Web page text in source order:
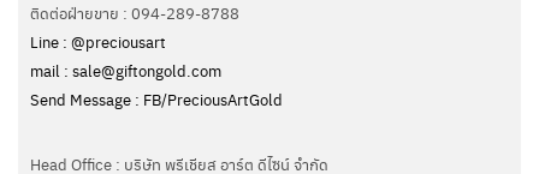
ติดต่อฝ่ายขาย : 094-289-8788
Line : @preciousart
mail : sale@giftongold.com
Send Message : FB/PreciousArtGold
Head Office : บริษัท พรีเชียส อาร์ต ดีไซน์ จำกัด